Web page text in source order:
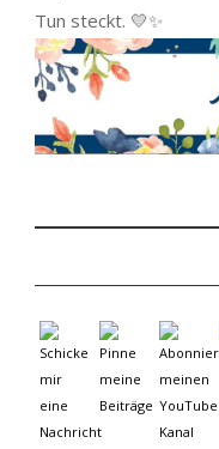
Tun steckt. 💛✨